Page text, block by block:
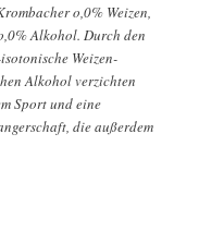
o,0% Weizen,
Alkohol. Durch den
Weizen-
Alkohol verzichten
Sport und eine
die außerdem